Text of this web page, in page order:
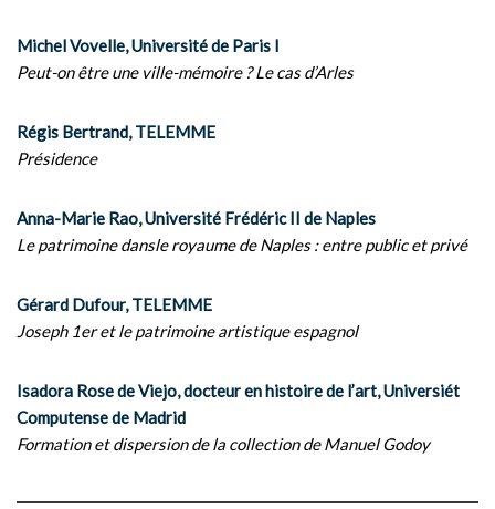
Michel Vovelle, Université de Paris I
Peut-on être une ville-mémoire ? Le cas d’Arles
Régis Bertrand, TELEMME
Présidence
Anna-Marie Rao, Université Frédéric II de Naples
Le patrimoine dansle royaume de Naples : entre public et privé
Gérard Dufour, TELEMME
Joseph 1er et le patrimoine artistique espagnol
Isadora Rose de Viejo, docteur en histoire de l’art, Universiét
Computense de Madrid
Formation et dispersion de la collection de Manuel Godoy